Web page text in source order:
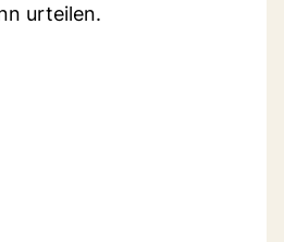
urteilen.